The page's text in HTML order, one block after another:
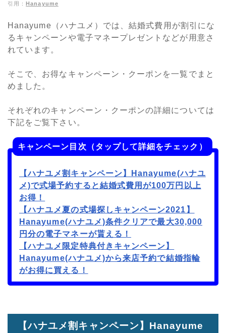
引用：Hanayume
Hanayume（ハナユメ）では、結婚式費用が割引にな
るキャンペーンや電子マネープレゼントなどが用意さ
れています。
そこで、お得なキャンペーン・クーポンを一覧でまと
めました。
それぞれのキャンペーン・クーポンの詳細については
下記をご覧下さい。
キャンペーン目次（タップして詳細をチェック）
【ハナユメ割キャンペーン】Hanayume(ハナユ
メ)で式場予約すると結婚式費用が100万円以上
お得！
【ハナユメ夏の式場探しキャンペーン2021】
Hanayume(ハナユメ)条件クリアで最大30,000
円分の電子マネーが貰える！
【ハナユメ限定特典付きキャンペーン】
Hanayume(ハナユメ)から来店予約で結婚指輪
がお得に買える！
【ハナユメ割キャンペーン】Hanayume